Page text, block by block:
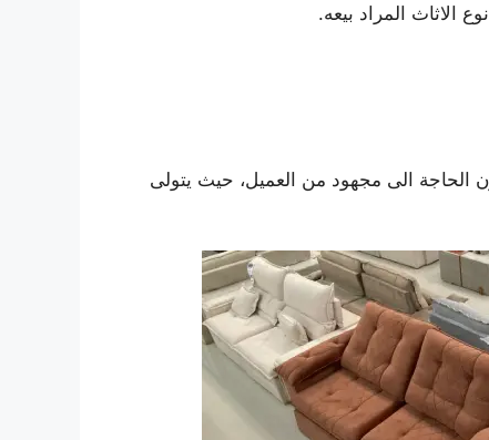
الاثاث المراد بيعه.
الحاجة الى مجهود من العميل، حيث يتولى